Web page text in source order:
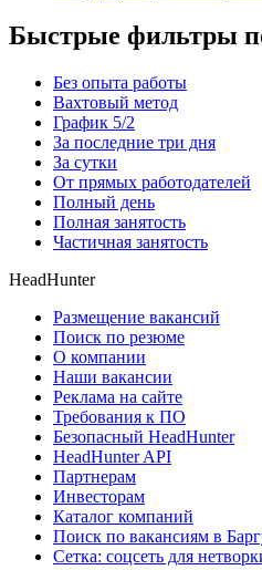
Быстрые фильтры
Без опыта работы
Вахтовый метод
График 5/2
За последние три дня
За сутки
От прямых работодателей
Полный день
Полная занятость
Частичная занятость
HeadHunter
Размещение вакансий
Поиск по резюме
О компании
Наши вакансии
Реклама на сайте
Требования к ПО
Безопасный HeadHunter
HeadHunter API
Партнерам
Инвесторам
Каталог компаний
Поиск по вакансиям в
Сетка: соцсеть для